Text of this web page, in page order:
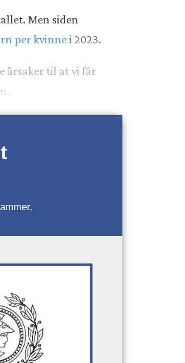
Men siden
per kvinnei 2023.
årsaker til at vi får